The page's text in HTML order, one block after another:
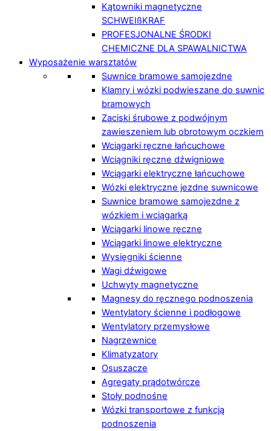
Kątowniki magnetyczne
SCHWEIßKRAF
PROFESJONALNE ŚRODKI
CHEMICZNE DLA SPAWALNICTWA
Wyposażenie warsztatów
Suwnice bramowe samojezdne
Klamry i wózki podwieszane do suwnic
bramowych
Zaciski śrubowe z podwójnym
zawieszeniem lub obrotowym oczkiem
Wciągarki ręczne łańcuchowe
Wciągniki ręczne dźwigniowe
Wciągarki elektryczne łańcuchowe
Wózki elektryczne jezdne suwnicowe
Suwnice bramowe samojezdne z
wózkiem i wciągarką
Wciągarki linowe ręczne
Wciągarki linowe elektryczne
Wysięgniki ścienne
Wagi dźwigowe
Uchwyty magnetyczne
Magnesy do ręcznego podnoszenia
Wentylatory ścienne i podłogowe
Wentylatory przemysłowe
Nagrzewnice
Klimatyzatory
Osuszacze
Agregaty prądotwórcze
Stoły podnośne
Wózki transportowe z funkcją
podnoszenia